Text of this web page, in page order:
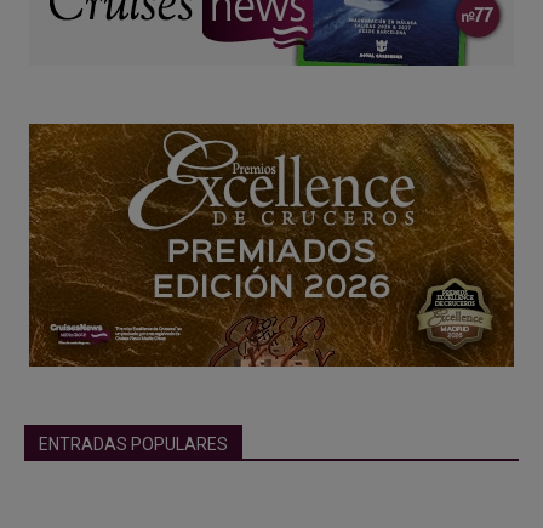
ENTRADAS POPULARES